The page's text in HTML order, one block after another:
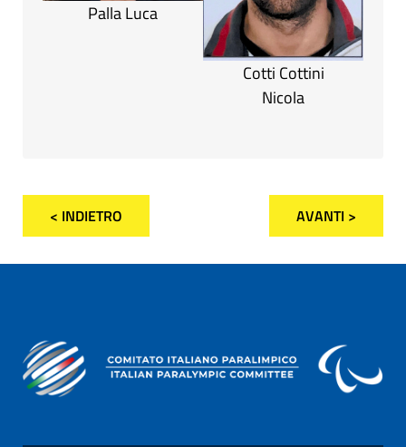
Palla Luca
Cotti Cottini
Nicola
< INDIETRO AVANTI >